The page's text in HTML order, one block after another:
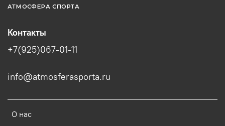
АТМОСФЕРА СПОРТА
О нас
Контакты
+7(925)067-01-11
info@atmosferasporta.ru